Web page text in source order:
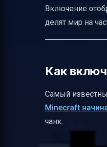
Итог
Полезные
Включение
делят мир на
Как
Самый
Minecraft
чанк.